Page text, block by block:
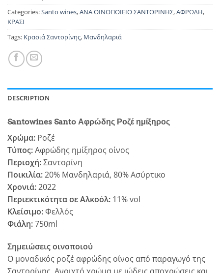
Categories:Santo wines,ΑΝΑ ΟΙΝΟΠΟΙΕΙΟ ΣΑΝΤΟΡΙΝΗΣ,ΑΦΡΩΔΗ,
ΚΡΑΣΙ
Tags: Κρασιά Σαντορίνης, Μανδηλαριά
DESCRIPTION
Santowines Santo Αφρώδης Ροζέ ημίξηρος
Χρώμα: Ροζέ
Τύπος:Αφρώδης ημίξηρος οίνος
Περιοχή:Σαντορίνη
Ποικιλία:20% Μανδηλαριά, 80% Ασύρτικο
Χρονιά:2022
Περιεκτικότητα σε Αλκοόλ: 11% vol
Κλείσιμο:Φελλός
Φιάλη:750ml
Σημειώσεις οινοποιού
Ο μοναδικός ροζέ αφρώδης οίνος από παραγωγό της